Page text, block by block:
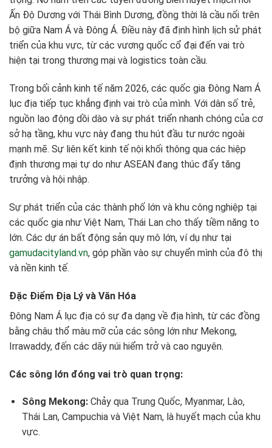
Ấn Độ Dương với Thái Bình Dương, đồng thời là cầu nối trên
bộ giữa Nam Á và Đông Á. Điều này đã định hình lịch sử phát
triển của khu vực, từ các vương quốc cổ đại đến vai trò
hiện tại trong thương mại và logistics toàn cầu.
Trong bối cảnh kinh tế năm 2026, các quốc gia Đông Nam Á
lục địa tiếp tục khẳng định vai trò của mình. Với dân số trẻ,
nguồn lao động dồi dào và sự phát triển nhanh chóng của cơ
sở hạ tầng, khu vực này đang thu hút đầu tư nước ngoài
mạnh mẽ. Sự liên kết kinh tế nội khối thông qua các hiệp
định thương mại tự do như ASEAN đang thúc đẩy tăng
trưởng và hội nhập.
Sự phát triển của các thành phố lớn và khu công nghiệp tại
các quốc gia như Việt Nam, Thái Lan cho thấy tiềm năng to
lớn. Các dự án bất động sản quy mô lớn, ví dụ như tại
gamudacityland.vn, góp phần vào sự chuyển mình của đô thị
và nền kinh tế.
Đặc Điểm Địa Lý và Văn Hóa
Đông Nam Á lục địa có sự đa dạng về địa hình, từ các đồng
bằng châu thổ màu mỡ của các sông lớn như Mekong,
Irrawaddy, đến các dãy núi hiểm trở và cao nguyên.
Các sông lớn đóng vai trò quan trọng:
Sông Mekong:Chảy qua Trung Quốc, Myanmar, Lào,
Thái Lan, Campuchia và Việt Nam, là huyết mạch của khu
vực.